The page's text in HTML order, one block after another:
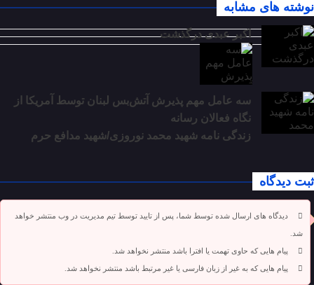
نوشته های مشابه
اکبر عبدی درگذشت
سه عامل مهم پذیرش آتش‌بس لبنان توسط آمریکا از
نگاه فعالان رسانه
زندگی نامه شهید محمد نوروزی/شهید مدافع حرم
ثبت دیدگاه
دیدگاه های ارسال شده توسط شما، پس از تایید توسط تیم مدیریت در وب منتشر خواهد
شد.
پیام هایی که حاوی تهمت یا افترا باشد منتشر نخواهد شد.
پیام هایی که به غیر از زبان فارسی یا غیر مرتبط باشد منتشر نخواهد شد.